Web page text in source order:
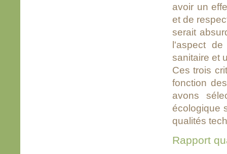
avoir un
et de
serait
l'aspect
sanitaire et
Ces trois
fonction
avons
écologique
qualités
Rapport